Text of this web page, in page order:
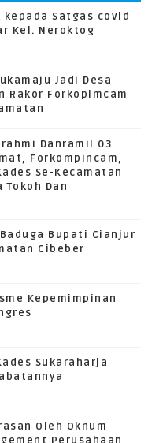
Satgas covid
Kel. Neroktog
Jadi Desa
Rakor Forkopimcam
Danramil 03
Forkompincam,
Se-Kecamatan
Tokoh Dan
Bupati Cianjur
Cibeber
Kepemimpinan
Sukaraharja
Oleh Oknum